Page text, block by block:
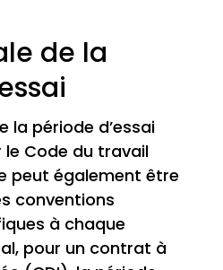
de la
la période d’essai
Code du travail
peut également être
conventions
à chaque
pour un contrat à